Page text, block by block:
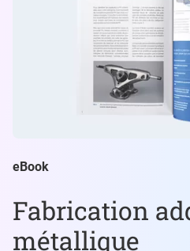
eBook
Fabrication
métallique